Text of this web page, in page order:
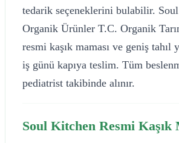
tedarik seçeneklerini bulabilir.
Organik Ürünler T.C. Organik
resmi kaşık maması ve geniş tahıl
iş günü kapıya teslim. Tüm
pediatrist takibinde alınır.
Soul Kitchen Resmi Kaşık